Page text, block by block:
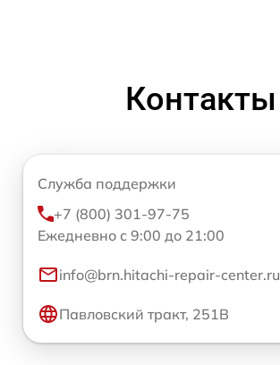
Контакты
Служба поддержки
+7 (800) 301-97-75
Ежедневно с 9:00 до 21:00
info@brn.hitachi-repair-center.ru
Павловский тракт, 251В